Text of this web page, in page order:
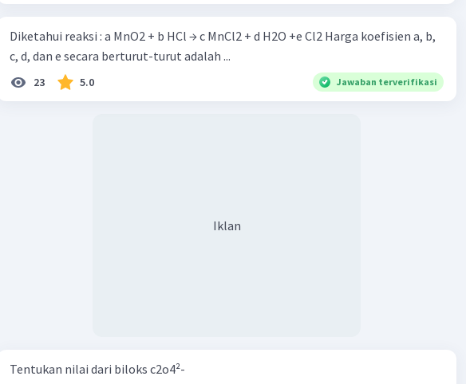
Diketahui reaksi : a MnO2 + b HCl → c MnCl2 + d H2O +e Cl2 Harga koefisien a, b,
c, d, dan e secara berturut-turut adalah ...
23 5.0 Jawaban terverifikasi
Iklan
Tentukan nilai dari biloks c2o4²-